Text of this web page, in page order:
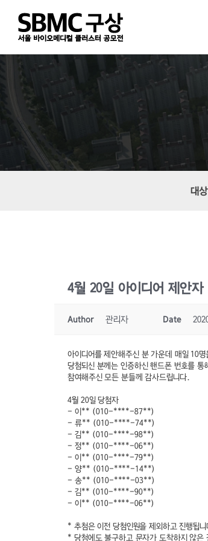
content
대
4월 20일 아이디어 제안
Author 관리자 Date
아이디어를 제안해주신 분 가운데 매일 10
당첨되신 분께는 인증하신 핸드폰 번호를
참여해주신 모든 분들께 감사드립니다.
4월 20일 당첨자
- 이** (010-****-87**)
- 류** (010-****-74**)
- 김** (010-****-98**)
- 정** (010-****-06**)
- 이** (010-****-79**)
- 양** (010-****-14**)
- 송** (010-****-03**)
- 김** (010-****-90**)
- 이** (010-****-06**)
* 추첨은 이전 당첨인원을 제외하고 진행됩니
* 당첨에도 불구하고 문자가 도착하지 않은